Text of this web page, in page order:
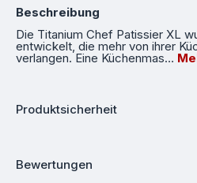
Beschreibung
Die Titanium Chef Patissier XL
entwickelt, die mehr von ihrer
verlangen. Eine Küchenmas…
Produktsicherheit
Bewertungen